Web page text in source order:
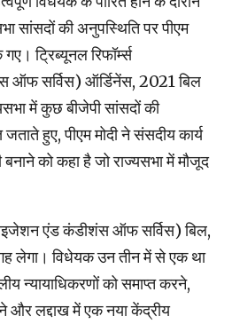
सांसदों की अनुपस्थिति पर पीएम
ट्रिब्यूनल रिफॉर्म्स
सर्विस) ऑर्डिनेंस, 2021 बिल
में कुछ बीजेपी सांसदों की
हुए, पीएम मोदी ने संसदीय कार्य
को कहा है जो राज्यसभा में मौजूद
एंड कंडीशंस ऑफ सर्विस) बिल,
लेगा। विधेयक उन तीन में से एक था
न्यायाधिकरणों को समाप्त करने,
और लद्दाख में एक नया केंद्रीय